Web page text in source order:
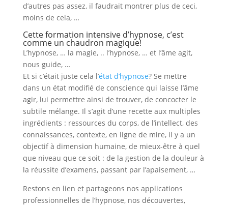
d’autres pas assez, il faudrait montrer plus de ceci,
moins de cela, …
Cette formation intensive d’hypnose, c’est
comme un chaudron magique!
L’hypnose, … la magie, .. l’hypnose, … et l’âme agit,
nous guide, …
Et si c’était juste cela l’état d’hypnose? Se mettre
dans un état modifié de conscience qui laisse l’âme
agir, lui permettre ainsi de trouver, de concocter le
subtile mélange. Il s’agit d’une recette aux multiples
ingrédients : ressources du corps, de l’intellect, des
connaissances, contexte, en ligne de mire, il y a un
objectif à dimension humaine, de mieux-être à quel
que niveau que ce soit : de la gestion de la douleur à
la réussite d’examens, passant par l’apaisement, …
Restons en lien et partageons nos applications
professionnelles de l’hypnose, nos découvertes,